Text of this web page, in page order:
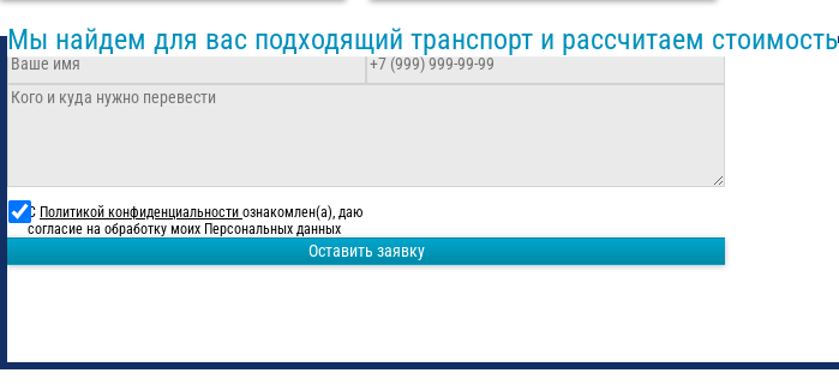
Мы найдем для вас подходящий транспорт и рассчитаем стоимость
С Политикой конфиденциальности ознакомлен(а), даю
согласие на обработку моих Персональных данных
Оставить заявку